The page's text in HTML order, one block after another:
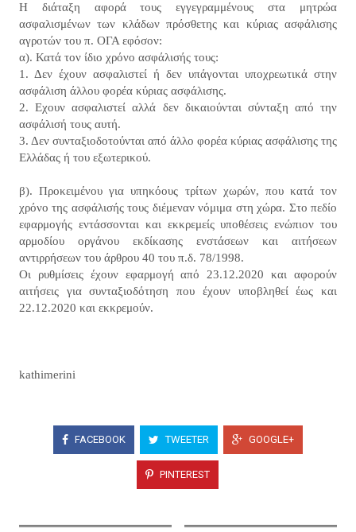
Η διάταξη αφορά τους εγγεγραμμένους στα μητρώα
ασφαλισμένων των κλάδων πρόσθετης και κύριας ασφάλισης
αγροτών του π. ΟΓΑ εφόσον:
α). Κατά τον ίδιο χρόνο ασφάλισής τους:
1. Δεν έχουν ασφαλιστεί ή δεν υπάγονται υποχρεωτικά στην
ασφάλιση άλλου φορέα κύριας ασφάλισης.
2. Εχουν ασφαλιστεί αλλά δεν δικαιούνται σύνταξη από την
ασφάλισή τους αυτή.
3. Δεν συνταξιοδοτούνται από άλλο φορέα κύριας ασφάλισης της
Ελλάδας ή του εξωτερικού.
β). Προκειμένου για υπηκόους τρίτων χωρών, που κατά τον
χρόνο της ασφάλισής τους διέμεναν νόμιμα στη χώρα. Στο πεδίο
εφαρμογής εντάσσονται και εκκρεμείς υποθέσεις ενώπιον του
αρμοδίου οργάνου εκδίκασης ενστάσεων και αιτήσεων
αντιρρήσεων του άρθρου 40 του π.δ. 78/1998.
Οι ρυθμίσεις έχουν εφαρμογή από 23.12.2020 και αφορούν
αιτήσεις για συνταξιοδότηση που έχουν υποβληθεί έως και
22.12.2020 και εκκρεμούν.
kathimerini
FACEBOOK TWEETER GOOGLE+
PINTEREST